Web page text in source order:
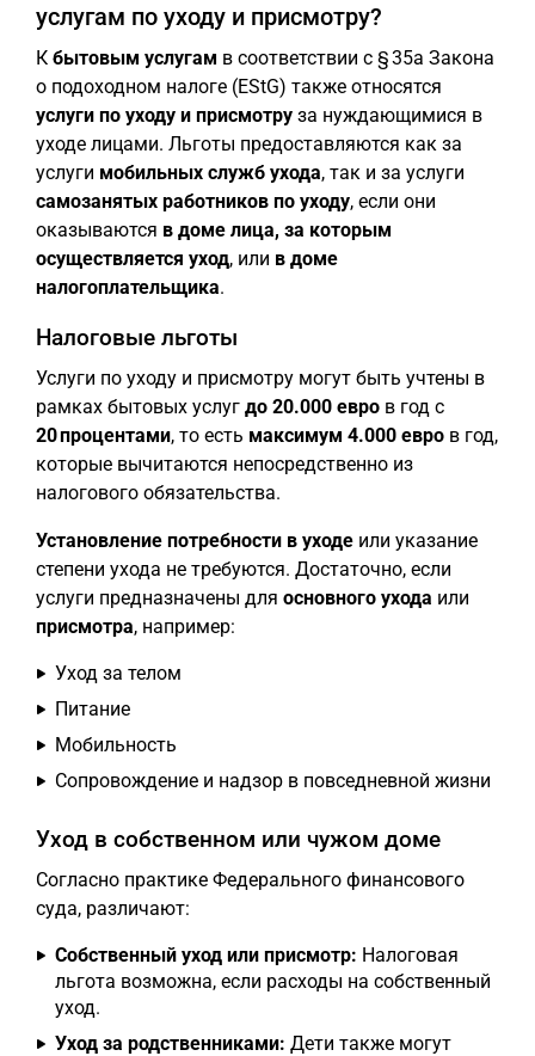
услугам по уходу и присмотру?
К бытовым услугам в соответствии с § 35a Закона
о подоходном налоге (EStG) также относятся
услуги по уходу и присмотру за нуждающимися в
уходе лицами. Льготы предоставляются как за
услуги мобильных служб ухода, так и за услуги
самозанятых работников по уходу, если они
оказываются в доме лица, за которым
осуществляется уход, или в доме
налогоплательщика.
Налоговые льготы
Услуги по уходу и присмотру могут быть учтены в
рамках бытовых услуг до 20.000 евро в год с
20 процентами, то есть максимум 4.000 евро в год,
которые вычитаются непосредственно из
налогового обязательства.
Установление потребности в уходе или указание
степени ухода не требуются. Достаточно, если
услуги предназначены для основного ухода или
присмотра, например:
Уход за телом
Питание
Мобильность
Сопровождение и надзор в повседневной жизни
Уход в собственном или чужом доме
Согласно практике Федерального финансового
суда, различают:
Собственный уход или присмотр: Налоговая
льгота возможна, если расходы на собственный
уход.
Уход за родственниками: Дети также могут